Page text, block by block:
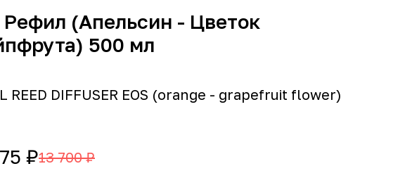
Рефил (Апельсин - Цветок
500 мл
REED DIFFUSER EOS (orange - grapefruit flower)
₽13 700 ₽